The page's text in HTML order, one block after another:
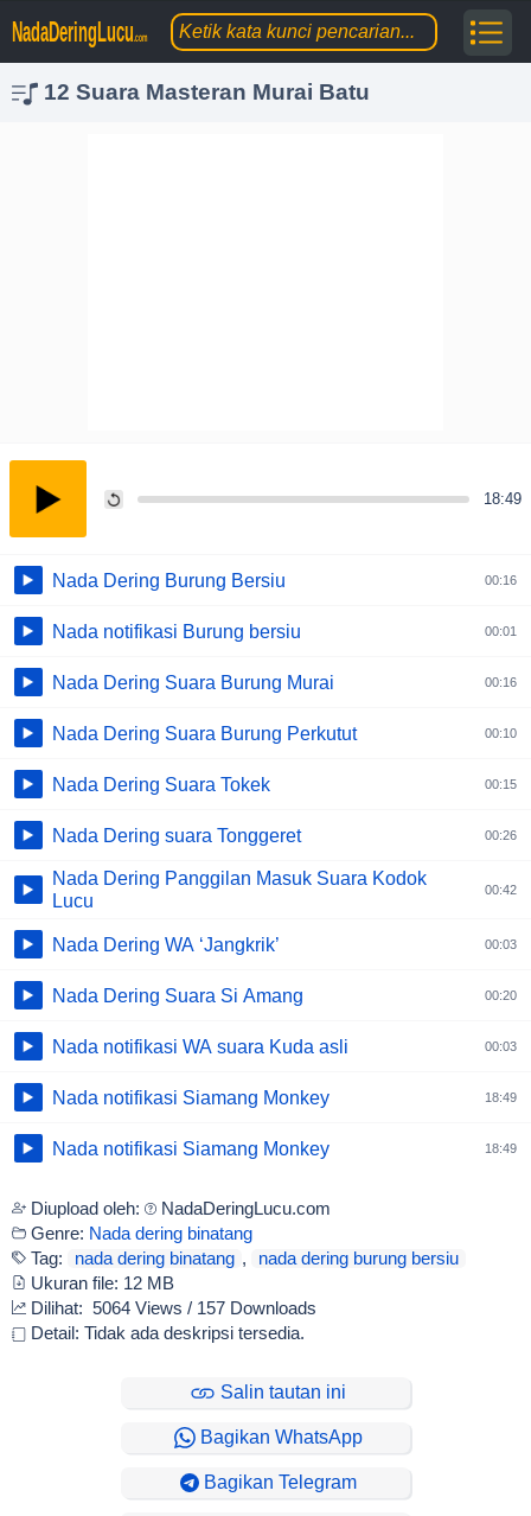
NadaDeringLucu.com
12 Suara Masteran Murai Batu
18:49
Nada Dering Burung Bersiu 00:16
Nada notifikasi Burung bersiu 00:01
Nada Dering Suara Burung Murai 00:16
Nada Dering Suara Burung Perkutut 00:10
Nada Dering Suara Tokek 00:15
Nada Dering suara Tonggeret 00:26
Nada Dering Panggilan Masuk Suara Kodok
Lucu
00:42
Nada Dering WA ‘Jangkrik’ 00:03
Nada Dering Suara Si Amang 00:20
Nada notifikasi WA suara Kuda asli 00:03
Nada notifikasi Siamang Monkey 18:49
Nada notifikasi Siamang Monkey 18:49
Diupload oleh:
NadaDeringLucu.com
Genre: Nada dering binatang
Tag:
nada dering binatang ,
nada dering burung bersiu
Ukuran file: 12 MB
Dilihat: 5064 Views / 157 Downloads
Detail: Tidak ada deskripsi tersedia.
Salin tautan ini
Bagikan WhatsApp
Bagikan Telegram